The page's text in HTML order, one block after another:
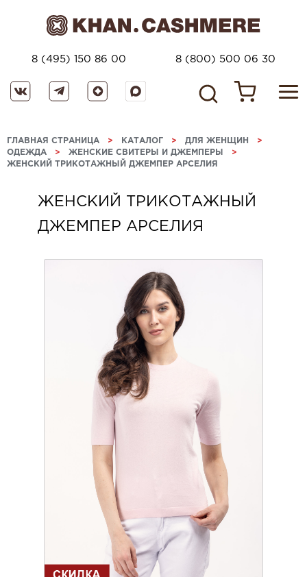
8 (495) 150 86 00 8 (800) 500 06 30
ГЛАВНАЯ СТРАНИЦА > КАТАЛОГ > ДЛЯ ЖЕНЩИН >
ОДЕЖДА > ЖЕНСКИЕ СВИТЕРЫ И ДЖЕМПЕРЫ >
ЖЕНСКИЙ ТРИКОТАЖНЫЙ ДЖЕМПЕР АРСЕЛИЯ
ЖЕНСКИЙ ТРИКОТАЖНЫЙ
ДЖЕМПЕР АРСЕЛИЯ